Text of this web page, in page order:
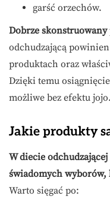
garść orzechów.
Dobrze
odchudzającą
produktach oraz
Dzięki temu
możliwe bez efektu jojo.
Jakie produkty
W diecie
świadomych
Warto sięgać po: